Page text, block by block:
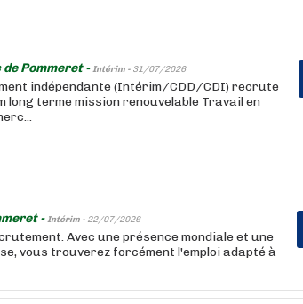
Pommeret -Intérim - 31/07/2026
indépendante (Intérim/CDD/CDI) recrute
terme mission renouvelable Travail en
-Intérim - 22/07/2026
Avec une présence mondiale et une
vous trouverez forcément l'emploi adapté à